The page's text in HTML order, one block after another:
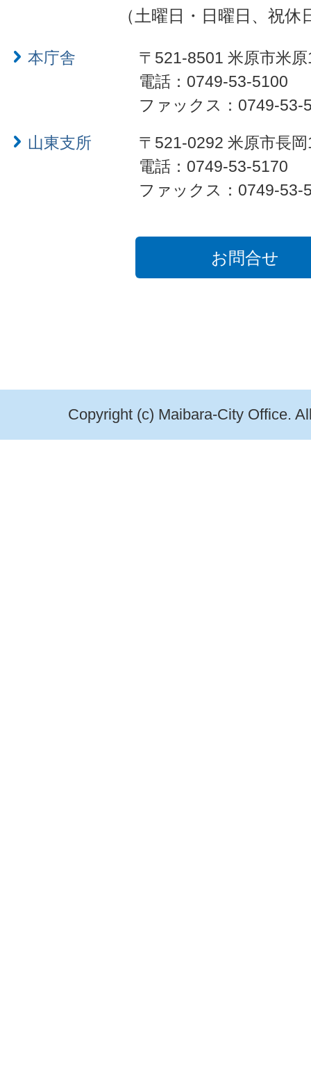
（土曜日・日曜日、祝
本庁舎
〒521-8501 米原市米
電話：0749-53-5100
ファックス：0749-53-
山東支所
〒521-0292 米原市長
電話：0749-53-5170
ファックス：0749-53-
お問合せ
Copyright (c) Maibara-City Office.